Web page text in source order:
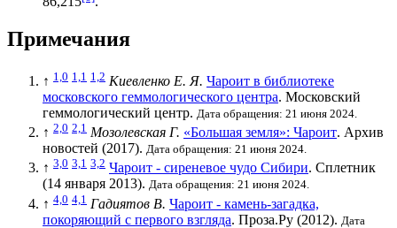
Примечания
↑ 1,0 1,1 1,2 Киевленко Е. Я. Чароит в библиотеке
московского геммологического центра. Московский
геммологический центр. Дата обращения: 21 июня 2024.
↑ 2,0 2,1 Мозолевская Г. «Большая земля»: Чароит. Архив
новостей (2017). Дата обращения: 21 июня 2024.
↑ 3,0 3,1 3,2 Чароит - сиреневое чудо Сибири. Сплетник
(14 января 2013). Дата обращения: 21 июня 2024.
↑ 4,0 4,1 Гадиятов В. Чароит - камень-загадка,
покоряющий с первого взгляда. Проза.Ру (2012). Дата